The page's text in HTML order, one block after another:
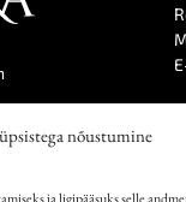
nõustumine